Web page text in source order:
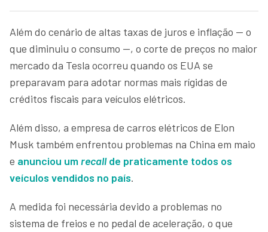
Além do cenário de altas taxas de juros e inflação — o
que diminuiu o consumo —, o corte de preços no maior
mercado da Tesla ocorreu quando os EUA se
preparavam para adotar normas mais rígidas de
créditos fiscais para veículos elétricos.
Além disso, a empresa de carros elétricos de Elon
Musk também enfrentou problemas na China em maio
e anunciou um recallde praticamente todos os
veículos vendidos no país.
A medida foi necessária devido a problemas no
sistema de freios e no pedal de aceleração, o que